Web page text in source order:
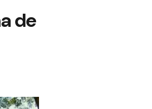
de